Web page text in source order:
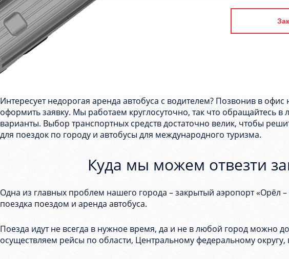
Интересует недорогая аренда автобуса с водителем? Позвонив в
оформить заявку. Мы работаем круглосуточно, так что обращайтесь
варианты. Выбор транспортных средств достаточно велик, чтобы
для поездок по городу и автобусы для международного туризма.
Куда мы можем отвезти
Одна из главных проблем нашего города – закрытый аэропорт «Орёл
поездка поездом и аренда автобуса.
Поезда идут не всегда в нужное время, да и не в любой город можно
осуществляем рейсы по области, Центральному федеральному округу,